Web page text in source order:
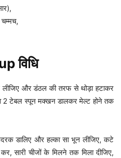
चम्मच,
विधि
और डंठल की तरफ से थोड़ा हटाकर
2 टेबल स्पून मक्खन डालकर मेल्ट होने तक
डालिए और हल्का सा भून लीजिए, कटे
सारी चीजों के मिलने तक मिला दीजिए,